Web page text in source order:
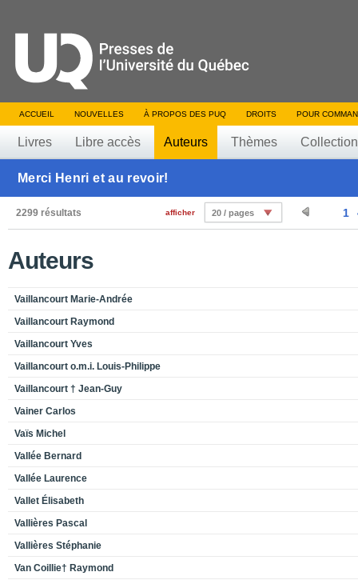
ACCUEIL NOUVELLES À PROPOS DES PUQ DROITS POUR
Livres Libre accès Auteurs Thèmes
Merci Henri et au revoir!
2299 résultats 1
afficher 20 / pages
Auteurs
Vaillancourt Marie-Andrée
Vaillancourt Raymond
Vaillancourt Yves
Vaillancourt o.m.i. Louis-Philippe
Vaillancourt † Jean-Guy
Vainer Carlos
Vaïs Michel
Vallée Bernard
Vallée Laurence
Vallet Élisabeth
Vallières Pascal
Vallières Stéphanie
Van Coillie† Raymond